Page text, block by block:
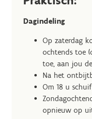
Dagindeling
Op zaterdag
ochtends toe
toe, aan jou
Na het
Om 18 u
opnieuw op